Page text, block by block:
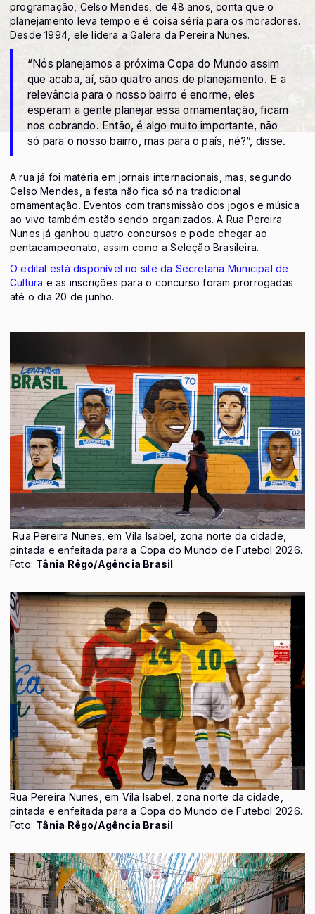
programação, Celso Mendes, de 48 anos, conta que o
planejamento leva tempo e é coisa séria para os moradores.
Desde 1994, ele lidera a Galera da Pereira Nunes.
“Nós planejamos a próxima Copa do Mundo assim
que acaba, aí, são quatro anos de planejamento. E a
relevância para o nosso bairro é enorme, eles
esperam a gente planejar essa ornamentação, ficam
nos cobrando. Então, é algo muito importante, não
só para o nosso bairro, mas para o país, né?”, disse.
A rua já foi matéria em jornais internacionais, mas, segundo
Celso Mendes, a festa não fica só na tradicional
ornamentação. Eventos com transmissão dos jogos e música
ao vivo também estão sendo organizados. A Rua Pereira
Nunes já ganhou quatro concursos e pode chegar ao
pentacampeonato, assim como a Seleção Brasileira.
O edital está disponível no site da Secretaria Municipal de
Cultura e as inscrições para o concurso foram prorrogadas
até o dia 20 de junho.
Rua Pereira Nunes, em Vila Isabel, zona norte da cidade,
pintada e enfeitada para a Copa do Mundo de Futebol 2026.
Foto: Tânia Rêgo/Agência Brasil
Rua Pereira Nunes, em Vila Isabel, zona norte da cidade,
pintada e enfeitada para a Copa do Mundo de Futebol 2026.
Foto: Tânia Rêgo/Agência Brasil